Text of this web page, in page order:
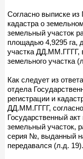
Согласно выписке из
кадастра о
земельный участок
площадью 4,9295 га,
участка ДД.ММ.ГГГГ,
земельного участка
Как следует из
отдела
регистрации и
ДД.ММ.ГГГГ,
Государственный
земельный участок,
серия №, выданный
передавался (л.д. 19).